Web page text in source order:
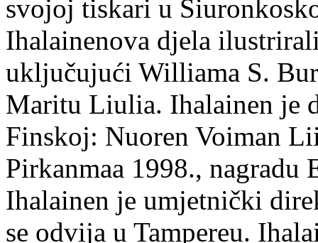
svojoj tiskari u
Ihalainenova djela
uključujući Williama S.
Maritu Liulia. Ihalainen je
Finskoj: Nuoren Voiman
Pirkanmaa 1998.,
Ihalainen je umjetnički
se odvija u Tampereu.